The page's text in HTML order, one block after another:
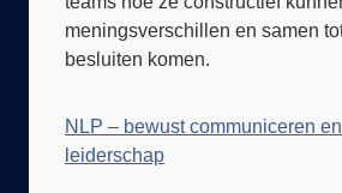
besluiten komen.
leiderschap